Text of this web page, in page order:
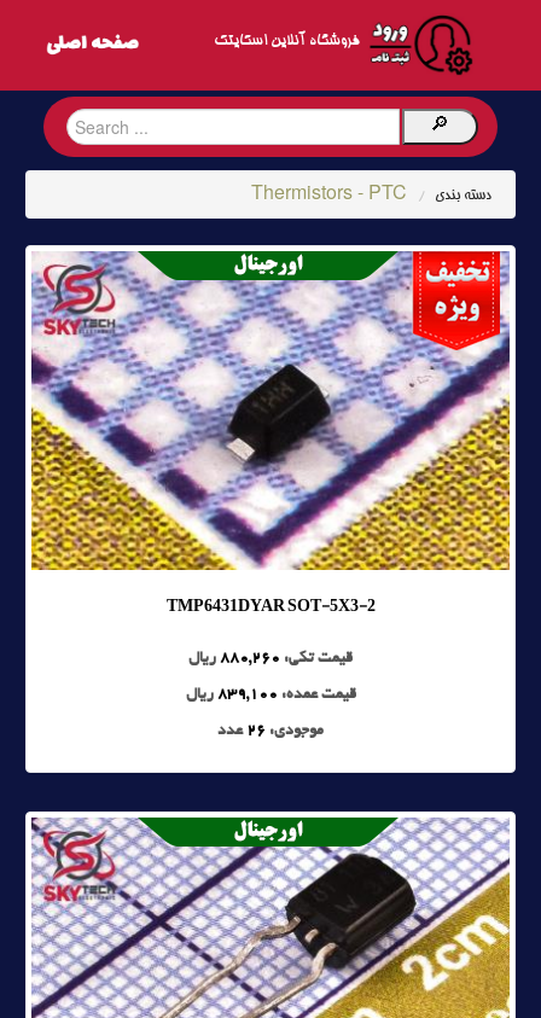
فروشگاه آنلاین اسکایتک
دسته بندی /
Thermistors - PTC
TMP6431DYAR SOT-5X3-2
قیمت تکی: 880,260 ریال
قیمت عمده: 839,100 ریال
موجودی: 26 عدد